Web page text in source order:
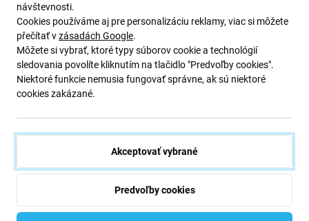
Partnerské miesta
4 expresné pobočkys 500 tisíc opravami za sebou.
Superrýchlosť!
Telefón z ruky len na chvíľu. Niektoré
Záručný aj pozáručný servis
Na prácu od nás mátezáruku, takže nie je sa čoho obávať.
návštevnosti.
Cookies používáme aj pre personalizáciu reklamy, viac si môžete
přečítať vzásadách Google.
Môžete si vybrať, ktoré typy súborov cookie a technológií
sledovania povolíte kliknutím na tlačidlo "Predvoľby cookies".
Niektoré funkcie nemusia fungovať správne, ak sú niektoré
cookies zakázané.
Akceptovať vybrané
Predvoľby cookies